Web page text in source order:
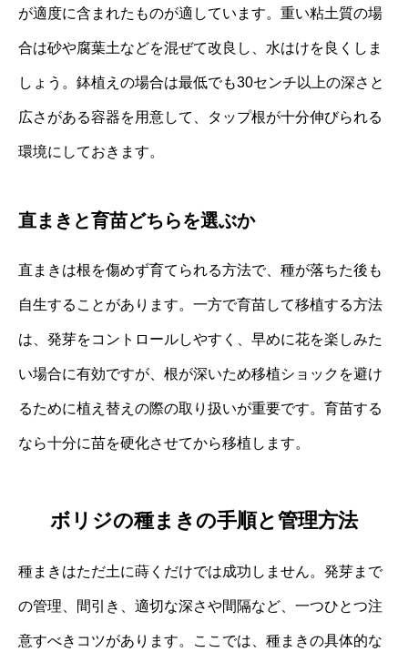
が適度に含まれたものが適しています。重い粘土質の場
合は砂や腐葉土などを混ぜて改良し、水はけを良くしま
しょう。鉢植えの場合は最低でも30センチ以上の深さと
広さがある容器を用意して、タップ根が十分伸びられる
環境にしておきます。
直まきと育苗どちらを選ぶか
直まきは根を傷めず育てられる方法で、種が落ちた後も
自生することがあります。一方で育苗して移植する方法
は、発芽をコントロールしやすく、早めに花を楽しみた
い場合に有効ですが、根が深いため移植ショックを避け
るために植え替えの際の取り扱いが重要です。育苗する
なら十分に苗を硬化させてから移植します。
ボリジの種まきの手順と管理方法
種まきはただ土に蒔くだけでは成功しません。発芽まで
の管理、間引き、適切な深さや間隔など、一つひとつ注
意すべきコツがあります。ここでは、種まきの具体的な